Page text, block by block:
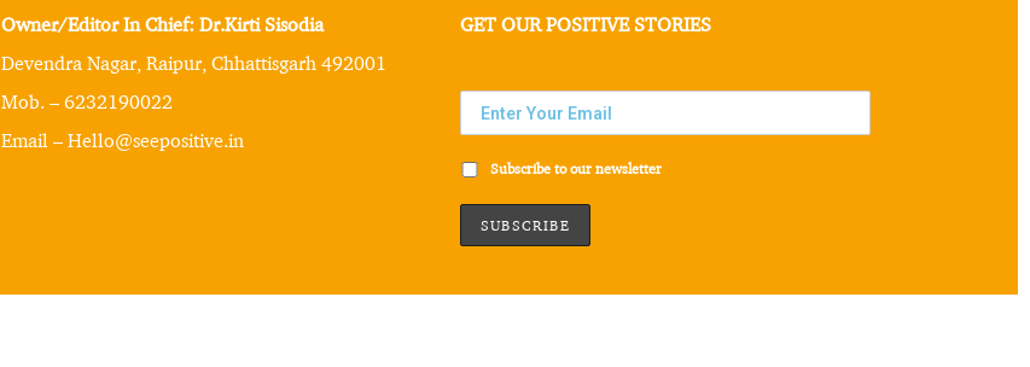
Owner/Editor In Chief: Dr.Kirti Sisodia
Devendra Nagar, Raipur, Chhattisgarh 492001
Mob. – 6232190022
Email – Hello@seepositive.in
GET OUR POSITIVE STORIES
Subscribe to our newsletter